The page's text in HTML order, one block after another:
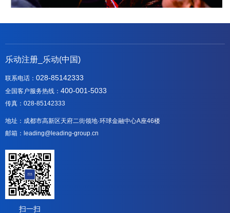
乐动注册_乐动(中国)
联系电话： 028-85142333
全国客户服务热线： 400-001-5033
传真：028-85142333
地址：成都市高新区天府二街领地·环球金融中心A座46楼
邮箱：leading@leading-group.cn
扫一扫